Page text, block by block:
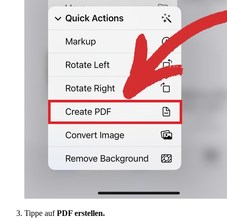
Tippe aufPDF erstellen.